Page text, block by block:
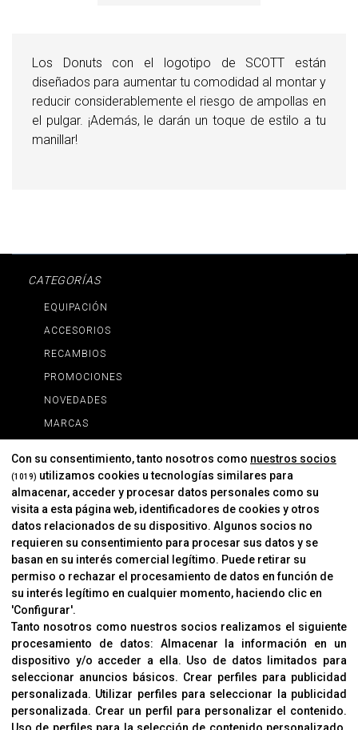
Los Donuts con el logotipo de SCOTT están
diseñados para aumentar tu comodidad al montar y
reducir considerablemente el riesgo de ampollas en
el pulgar. ¡Además, le darán un toque de estilo a tu
manillar!
CATEGORÍAS
EQUIPACIÓN
ACCESORIOS
RECAMBIOS
PROMOCIONES
NOVEDADES
MARCAS
INFORMACIÓN
Contacto
Cambios Y Devoluciones
CORVER
Aviso Legal
Sobre Nosotros
Cookies
Política De Privacidad
Con su consentimiento, tanto nosotros como nuestros socios
(1019) utilizamos cookies u tecnologías similares para
almacenar, acceder y procesar datos personales como su
visita a esta página web, identificadores de cookies y otros
datos relacionados de su dispositivo. Algunos socios no
requieren su consentimiento para procesar sus datos y se
basan en su interés comercial legítimo. Puede retirar su
permiso o rechazar el procesamiento de datos en función de
su interés legítimo en cualquier momento, haciendo clic en
'Configurar'.
Tanto nosotros como nuestros socios realizamos el siguiente
procesamiento de datos: Almacenar la información en un
dispositivo y/o acceder a ella. Uso de datos limitados para
seleccionar anuncios básicos. Crear perfiles para publicidad
personalizada. Utilizar perfiles para seleccionar la publicidad
personalizada. Crear un perfil para personalizar el contenido.